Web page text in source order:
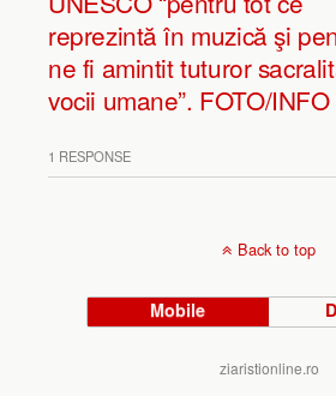
reprezintă în muzică şi
ne fi amintit tuturor
vocii umane”. FOTO/INFO
1 RESPONSE
Back to top
Mobile
ziaristionline.ro